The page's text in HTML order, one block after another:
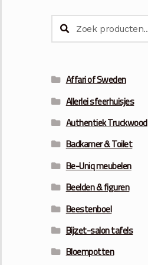
Zoeken
naar:Zoeken
Affari of Sweden
Allerlei sfeerhuisjes
Authentiek Truckwood
Badkamer & Toilet
Be-Uniq meubelen
Beelden & figuren
Beestenboel
Bijzet-salon tafels
Bloempotten